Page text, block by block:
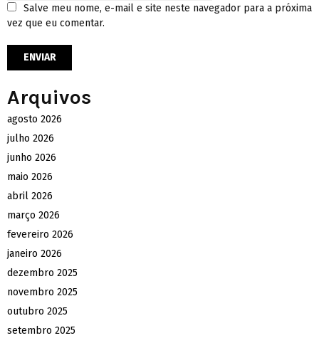
Salve meu nome, e-mail e site neste navegador para a próxima
vez que eu comentar.
Arquivos
agosto 2026
julho 2026
junho 2026
maio 2026
abril 2026
março 2026
fevereiro 2026
janeiro 2026
dezembro 2025
novembro 2025
outubro 2025
setembro 2025